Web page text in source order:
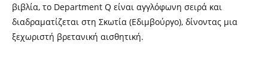
βιβλία, το Department Q είναι αγγλόφωνη σειρά και
διαδραματίζεται στη Σκωτία (Εδιμβούργο), δίνοντας μια
ξεχωριστή βρετανική αισθητική.